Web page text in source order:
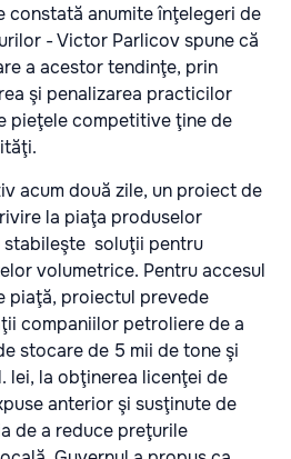
constată anumite înţelegeri de
- Victor Parlicov spune că
a acestor tendinţe, prin
şi penalizarea practicilor
pieţele competitive ţine de
acum două zile, un proiect de
la piaţa produselor
stabileşte soluţii pentru
volumetrice. Pentru accesul
piaţă, proiectul prevede
companiilor petroliere de a
stocare de 5 mii de tone şi
lei, la obţinerea licenţei de
anterior şi susţinute de
de a reduce preţurile